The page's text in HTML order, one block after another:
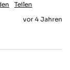
Teilen
vor 4 Jahren